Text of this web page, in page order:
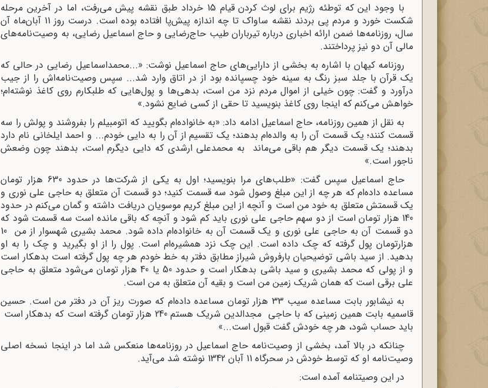
با وجود این‌ که توطئه رژیم برای لوث کردن قیام 15 خرداد طبق نقشه پیش می‌رفت، اما در آخرین مرحله
شکست خورد و مردم پی بردند نقشه ساواک تا چه اندازه پیش‌پا افتاده بوده است. درست روز 11 آبان‌ماه آن
سال، روزنامه‌ها ضمن ارائه اخباری درباره تیرباران طیب حاج‌رضایی و حاج اسماعیل رضایی، به وصیت‌نامه‌های
مالی آن دو نیز پرداختند.
روزنامه کیهان با اشاره به بخشی از دارایی‌های حاج اسماعیل نوشت: «...محمداسماعیل رضایی در حالی‌ که
یک قرآن با جلد سبز رنگ به سینه خود چسپانده بود از در اتاق وارد شد... سپس وصیت‌نامه‌اش را از جیب
درآورد و گفت: چون خیلی از اموال مردم نزد من است، بدهی‌ها و پول‌هایی که طلبکارم روی کاغذ نوشته‌ام؛
خواهش می‌کنم که اینجا روی کاغذ بنویسید تا حقی از کسی ضایع نشود.»
به نقل از همین روزنامه، حاج اسماعیل ادامه داد: «به خانواده‌ام بگویید که اتومبیلم را بفروشند و پولش را سه
قسمت کنند؛ یک قسمت آن را به والده‌ام بدهند؛ یک تقسیم از آن را به دایی خودم... و احمد ایلخانی نام دارد
بدهند؛ یک قسمت دیگر هم باقی می‌ماند به محمدعلی ارشدی که دایی دیگرم است، بدهند چون وضعش
ناجور است.»
حاج اسماعیل سپس گفت: «طلب‌های مرا بنویسید؛ اول به یکی از شرکت‌ها در حدود 630 هزار تومان
مساعده داده‌ام که هر چه از این مبلغ وصول شود سه قسمت کنید؛ دو قسمت آن متعلق به حاجی علی نوری و
یک قسمتش متعلق به خود من است و آنچه از این مبلغ کریم موسویان دریافت داشته و گمان می‌کنم در حدود
140 هزار تومان است از دو سهم حاجی علی نوری باید کم شود و آنچه که باقی مانده است سه قسمت شود که
دو قسمت آن به حاجی علی نوری و یک قسمت آن به خانواده‌ام داده شود. محمد بشیری شهسوار از من 10
هزارتومان پول گرفته که چک داده است. این چک نزد همشیره‌ام است. پول را از او بگیرید و چک را به او
بدهید. از سید باشی توضیحیان بارفروش شیراز مطابق دفتر به خط خودم هر چه پول گرفته است بدهکار است
و از پولی که محمد بشیری و سید باشی بدهکار است و حدود 50 یا 40 هزار تومان می‌شود متعلق به حاجی
علی برقی است که همان شریک زمین من است و بقیه آن متعلق به من است.
به نیشابور بابت مساعده سیب 33 هزار تومان مساعده داده‌ام که صورت ریز آن در دفتر من است. حسین
قاسمیه بابت همین زمینی که با حاجی مجدالدین شریک هستم 240 هزار تومان گرفته است که بدهکار است
باید حساب شود، هر چه خودش گفت قبول است...»
چنانکه در بالا آمد، بخشی از وصیت‌نامه حاج اسماعیل در روزنامه‌ها منعکس شد اما در اینجا نسخه اصلی
وصیت‌نامه او که توسط خودش در سحرگاه 11 آبان 1342 نوشته شد می‌آید.
در این وصیتنامه آمده است: